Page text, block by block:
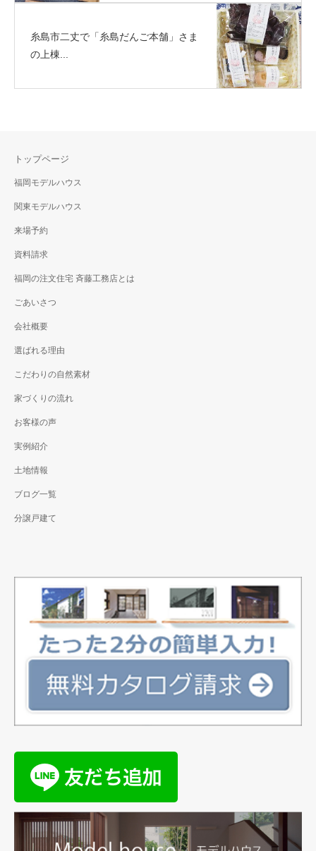
糸島市二丈で「糸島だんご本舗」さま
の上棟...
トップページ
福岡モデルハウス
関東モデルハウス
来場予約
資料請求
福岡の注文住宅 斉藤工務店とは
ごあいさつ
会社概要
選ばれる理由
こだわりの自然素材
家づくりの流れ
お客様の声
実例紹介
土地情報
ブログ一覧
分譲戸建て